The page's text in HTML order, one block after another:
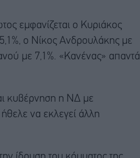
εμφανίζεται ο Κυριάκος
ο Νίκος Ανδρουλάκης με
με 7,1%. «Κανένας» απαντά
κυβέρνηση η ΝΔ με
να εκλεγεί άλλη